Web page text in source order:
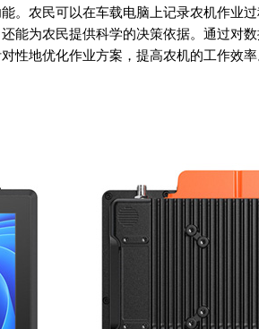
。农民可以在车载电脑上记录农机作业
能为农民提供科学的决策依据。通过对
性地优化作业方案，提高农机的工作效率